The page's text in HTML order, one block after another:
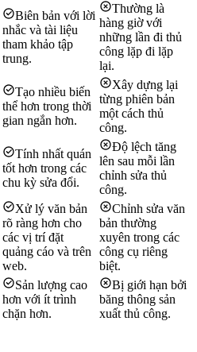
Biên bản với lời
nhắc và tài liệu
tham khảo tập
trung.
Thường là
hàng giờ với
những lần đi thủ
công lặp đi lặp
lại.
Tạo nhiều biến
thể hơn trong thời
gian ngắn hơn.
Xây dựng lại
từng phiên bản
một cách thủ
công.
Tính nhất quán
tốt hơn trong các
chu kỳ sửa đổi.
Độ lệch tăng
lên sau mỗi lần
chỉnh sửa thủ
công.
Xử lý văn bản
rõ ràng hơn cho
các vị trí đặt
quảng cáo và trên
web.
Chỉnh sửa văn
bản thường
xuyên trong các
công cụ riêng
biệt.
Sản lượng cao
hơn với ít trình
chặn hơn.
Bị giới hạn bởi
băng thông sản
xuất thủ công.